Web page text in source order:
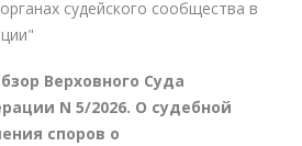
судейского сообщества в
Верховного Суда
N 5/2026. О судебной
споров о